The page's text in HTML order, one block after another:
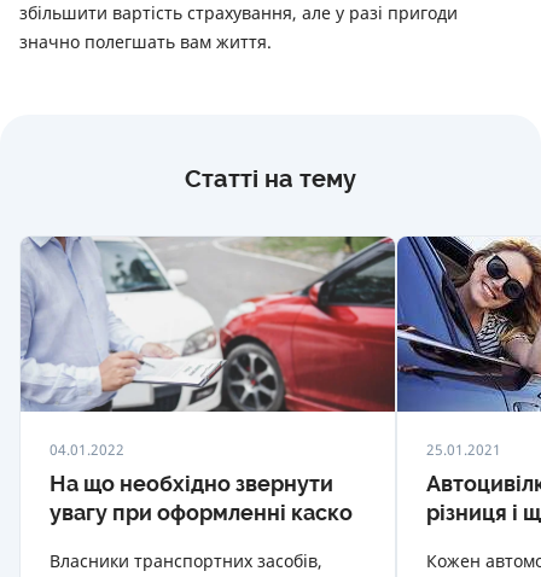
збільшити вартість страхування, але у разі пригоди
значно полегшать вам життя.
Статті на тему
04.01.2022
На що необхідно звернути
увагу при оформленні каско
Власники транспортних засобів,
25.01.2021
різниця і
Кожен